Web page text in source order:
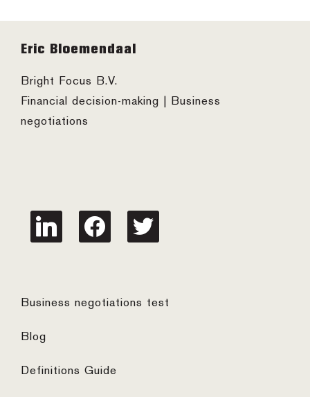
Footer
Eric Bloemendaal
Bright Focus B.V.
Financial decision-making | Business
negotiations
linkedin facebook twitter
Business negotiations test
Blog
Definitions Guide